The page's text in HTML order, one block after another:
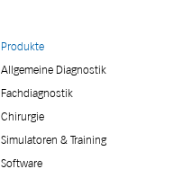
Produkte
Allgemeine Diagnostik
Fachdiagnostik
Chirurgie
Simulatoren & Training
Software